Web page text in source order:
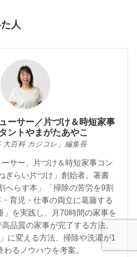
人
ーサー／片づけ＆時短家事
ントやまがたあやこ
大百科 カジコレ」編集長
サー、片づけ＆時短家事コン
ぎらい片づけ」創始者。著書
へらす本」「掃除の苦労を9割
育児・仕事の両立に葛藤する
」を実践し、月70時間の家事を
品質の家事が完了する方法、
に変える方法、掃除や洗濯が1
わるノウハウを考案。